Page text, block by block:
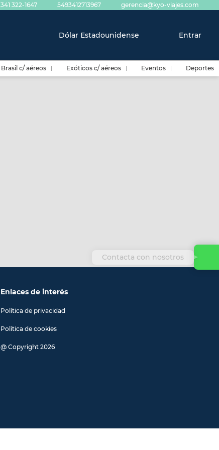
341 322-1647 5493412713967 gerencia@kyo-viajes.com
Dólar Estadounidense Entrar
Brasil c/ aéreos Exóticos c/ aéreos Eventos Deportes
Enlaces de interés
Política de privacidad
Política de cookies
@ Copyright 2026
Contacta con nosotros